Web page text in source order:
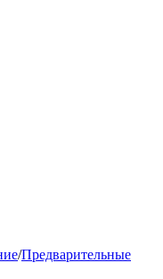
/Предварительные